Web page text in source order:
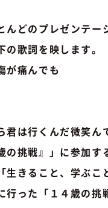
どのプレゼンテー
歌詞を映します。
痛んでも
行くんだ微笑んで
挑戦』」に参加す
きること、学ぶこ
った「１４歳の挑